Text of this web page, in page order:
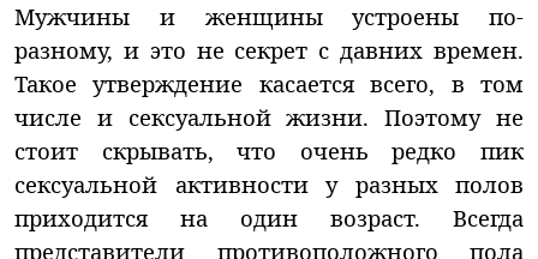
Мужчины и женщины устроены по-
разному, и это не секрет с давних времен.
Такое утверждение касается всего, в том
числе и сексуальной жизни. Поэтому не
стоит скрывать, что очень редко пик
сексуальной активности у разных полов
приходится на один возраст. Всегда
представители противоположного пола